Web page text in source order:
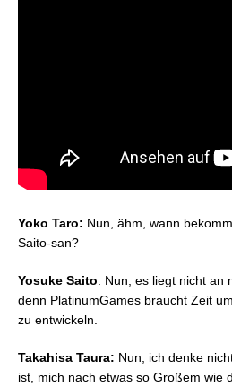
Yoko Taro: Nun, ähm, wann
Saito-san?
Yosuke Saito: Nun, es liegt nicht an
denn PlatinumGames braucht Zeit
zu entwickeln.
Takahisa Taura: Nun, ich denke
ist, mich nach etwas so Großem wie